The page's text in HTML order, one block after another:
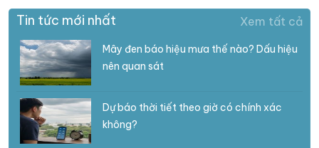
Tin tức mới nhất Xem tất cả
Mây đen báo hiệu mưa thế nào? Dấu hiệu
nên quan sát
Dự báo thời tiết theo giờ có chính xác
không?